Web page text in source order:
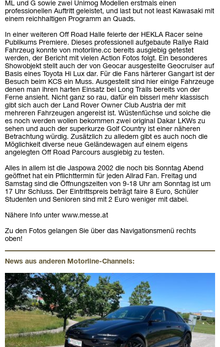
ML und G sowie zwei Unimog Modellen erstmals einen
professionellen Auftritt geleistet, und last but not least Kawasaki mit
einem reichhaltigen Programm an Quads.
In einer weiteren Off Road Halle feierte der HEKLA Racer seine
Publikums Premiere. Dieses professionell aufgebaute Rallye Raid
Fahrzeug konnte von motorline.cc bereits ausgiebig getestet
werden, der Bericht mit vielen Action Fotos folgt. Ein besonderes
Showobjekt stellt auch der von Geocar ausgestellte Geocruiser auf
Basis eines Toyota Hi Lux dar. Für die Fans härterer Gangart ist der
Besuch beim KCS ein Muss. Ausgestellt sind hier einige Fahrzeuge
denen man ihren harten Einsatz bei Long Trails bereits von der
Ferne ansieht. Nicht ganz so rau, dafür ein bisserl mehr klassisch
gibt sich auch der Land Rover Owner Club Austria der mit
mehreren Fahrzeugen angereist ist. Wüstenfüchse und solche die
es noch werden wollen bekommen zwei original Dakar LKWs zu
sehen und auch der superkurze Golf Country ist einer näheren
Betrachtung würdig. Zusätzlich zu alledem gibt es auch noch die
Möglichkeit diverse neue Geländewagen auf einem eigens
angelegten Off Road Parcours ausgiebig zu testen.
Alles in allem ist die Jaspowa 2002 die noch bis Sonntag Abend
geöffnet hat ein Pflichttermin für jeden Allrad Fan. Freitag und
Samstag sind die Öffnungszeiten von 9-18 Uhr am Sonntag ist um
17 Uhr Schluss. Der Eintrittspreis beträgt faire 8 Euro, Schüler
Studenten und Senioren sind mit 2 Euro weniger mit dabei.
Nähere Info unter www.messe.at
Zu den Fotos gelangen Sie über das Navigationsmenü rechts
oben!
News aus anderen Motorline-Channels: